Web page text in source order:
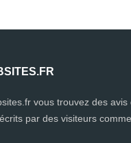
vous trouvez des
par des visiteurs